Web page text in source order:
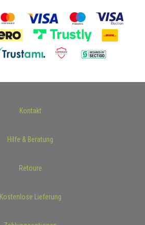
Kontakt
Hilfe & Beratung
Retoure
Kostenlose Lieferung